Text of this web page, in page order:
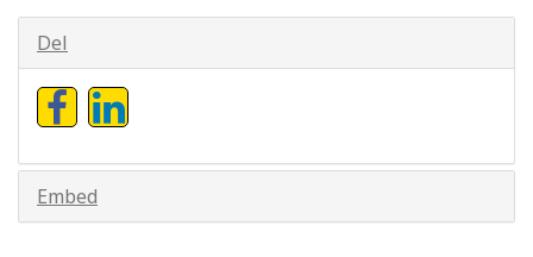
Del
Embed